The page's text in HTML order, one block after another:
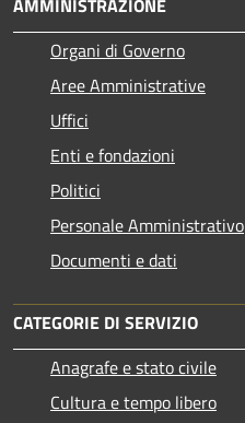
AMMINISTRAZIONE
Organi di Governo
Aree Amministrative
Uffici
Enti e fondazioni
Politici
Personale Amministrativo
Documenti e dati
CATEGORIE DI SERVIZIO
Anagrafe e stato civile
Cultura e tempo libero